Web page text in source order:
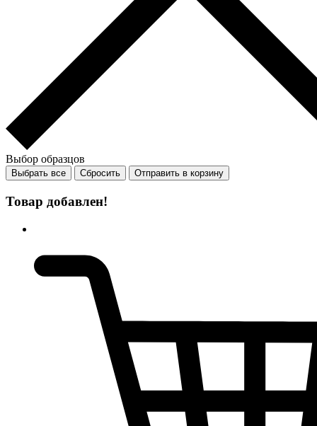
Выбор образцов
Выбрать все Сбросить Отправить в корзину
Товар добавлен!